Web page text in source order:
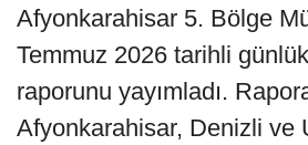
Afyonkarahisar 5. Bölge
Temmuz 2026 tarihli
raporunu yayımladı.
Afyonkarahisar, Denizli ve